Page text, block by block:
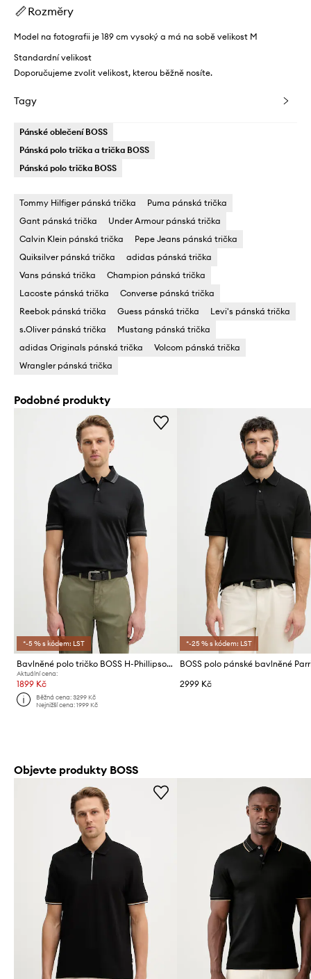
Rozměry
Model na fotografii je 189 cm vysoký a má na sobě velikost M
Standardní velikost
Doporučujeme zvolit velikost, kterou běžně nosíte.
Tagy
Pánské oblečení BOSS
Pánská polo trička a trička BOSS
Pánská polo trička BOSS
Tommy Hilfiger pánská trička
Puma pánská trička
Gant pánská trička
Under Armour pánská trička
Calvin Klein pánská trička
Pepe Jeans pánská trička
Quiksilver pánská trička
adidas pánská trička
Vans pánská trička
Champion pánská trička
Lacoste pánská trička
Converse pánská trička
Reebok pánská trička
Guess pánská trička
Levi's pánská trička
s.Oliver pánská trička
Mustang pánská trička
adidas Originals pánská trička
Volcom pánská trička
Wrangler pánská trička
Podobné produkty
*-5 % s kódem: LST
Bavlněné polo tričko BOSS H-Phillipson 202
Aktuální cena:
1899 Kč
Běžná cena:3299 Kč
Nejnižší cena:1999 Kč
*-25 % s kódem: LST
BOSS polo pánské bavlněné
2999 Kč
Objevte produkty BOSS